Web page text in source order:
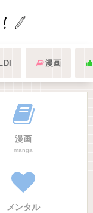
漫画
漫画
manga
メンタル